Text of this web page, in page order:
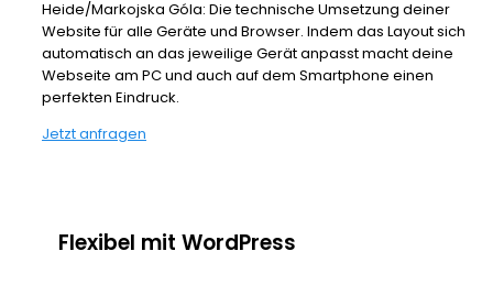
Heide/Markojska Góla: Die technische Umsetzung deiner
Website für alle Geräte und Browser. Indem das Layout sich
automatisch an das jeweilige Gerät anpasst macht deine
Webseite am PC und auch auf dem Smartphone einen
perfekten Eindruck.
Jetzt anfragen
Flexibel mit WordPress